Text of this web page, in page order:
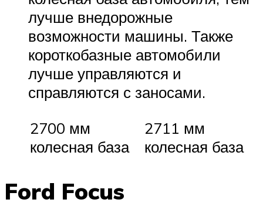
лучше внедорожные
возможности машины. Также
короткобазные автомобили
лучше управляются и
справляются с заносами.
2700 мм
колесная база
2711 мм
колесная база
Ford Focus